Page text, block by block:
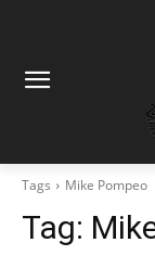
Tags Mike Pompeo
Tag: